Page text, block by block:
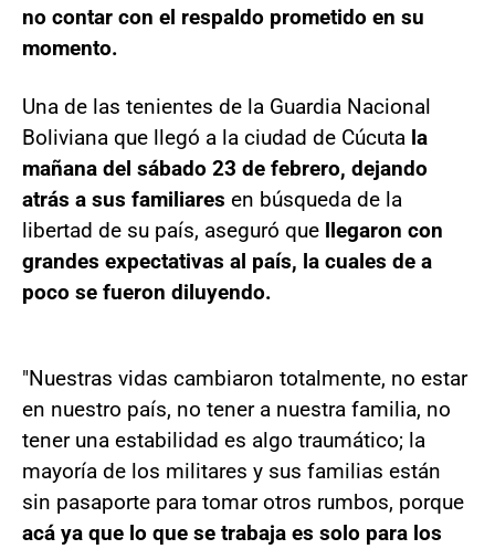
no contar con el respaldo prometido en su
momento.
Una de las tenientes de la Guardia Nacional
Boliviana que llegó a la ciudad de Cúcuta la
mañana del sábado 23 de febrero, dejando
atrás a sus familiares en búsqueda de la
libertad de su país, aseguró que llegaron con
grandes expectativas al país, la cuales de a
poco se fueron diluyendo.
"Nuestras vidas cambiaron totalmente, no estar
en nuestro país, no tener a nuestra familia, no
tener una estabilidad es algo traumático; la
mayoría de los militares y sus familias están
sin pasaporte para tomar otros rumbos, porque
acá ya que lo que se trabaja es solo para los